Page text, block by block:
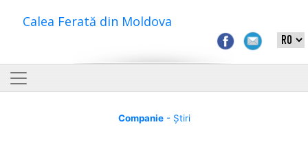
Calea Ferată din Moldova
Companie- Știri